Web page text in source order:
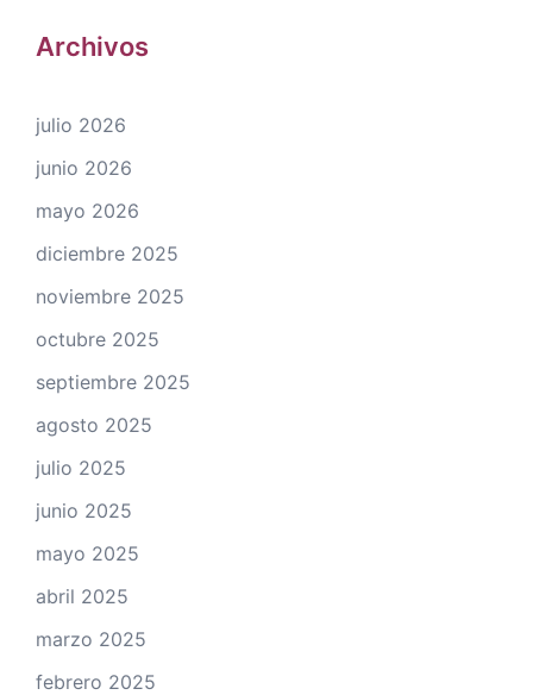
Archivos
julio 2026
junio 2026
mayo 2026
diciembre 2025
noviembre 2025
octubre 2025
septiembre 2025
agosto 2025
julio 2025
junio 2025
mayo 2025
abril 2025
marzo 2025
febrero 2025